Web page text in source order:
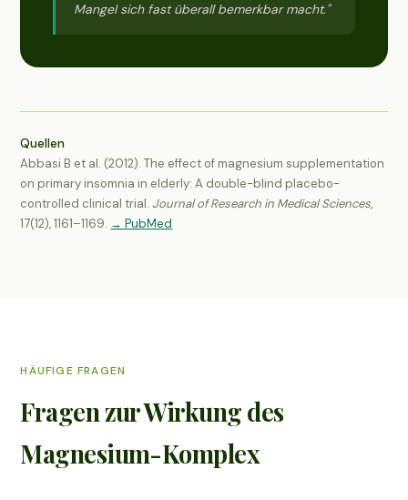
Mangel sich fast überall bemerkbar macht."
Quellen
Abbasi B et al. (2012). The effect of magnesium supplementation
on primary insomnia in elderly: A double-blind placebo-
controlled clinical trial. Journal of Research in Medical Sciences,
17(12), 1161–1169. → PubMed
HÄUFIGE FRAGEN
Fragen zur Wirkung des
Magnesium-Komplex